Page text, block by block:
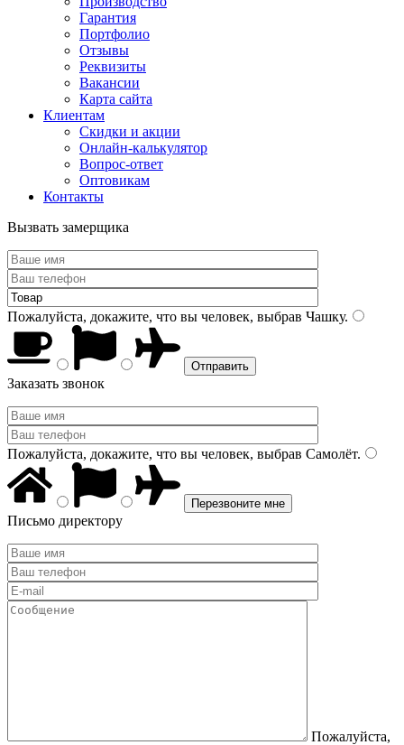
Гарантия
Портфолио
Отзывы
Реквизиты
Вакансии
Карта сайта
Клиентам
Скидки и акции
Онлайн-калькулятор
Вопрос-ответ
Оптовикам
Контакты
Вызвать замерщика
Пожалуйста, докажите, что вы человек, выбрав Чашку.
Заказать звонок
Пожалуйста, докажите, что вы человек, выбрав Самолёт.
Письмо директору
Пожалуйста,